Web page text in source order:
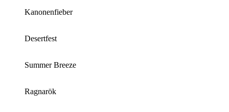
Kanonenfieber
Desertfest
Summer Breeze
Ragnarök